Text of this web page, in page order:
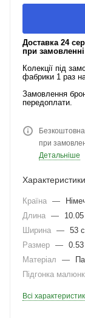
Доставка 24
при
Колекції під
фабрики 1 раз
Замовлення
передоплати.
при
Детальніше
Характеристики
Країна —
Длина —
Ширина — 53
Размер —
Матеріал
—
Підгонка
Всі